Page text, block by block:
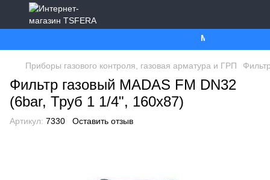
Ми працюємо. Все
Приборы газового контроля, газовая арматура и ГРП
Фильтр газовый MADAS FM DN32
(6bar, Труб 1 1/4", 160x87)
Артикул: 7330 Оставить отзыв